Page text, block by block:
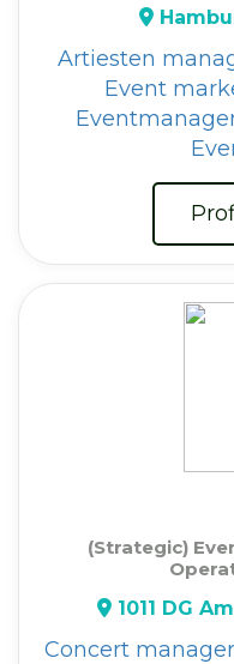
Artiesten
Event
(Strategic)
1011 DG
Concert